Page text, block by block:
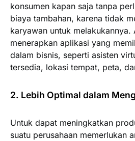
konsumen kapan saja tanpa
biaya tambahan, karena tidak
karyawan untuk melakukannya.
menerapkan aplikasi yang
dalam bisnis, seperti asisten
tersedia, lokasi tempat, peta,
2. Lebih Optimal dalam
Untuk dapat meningkatkan
suatu perusahaan memerlukan